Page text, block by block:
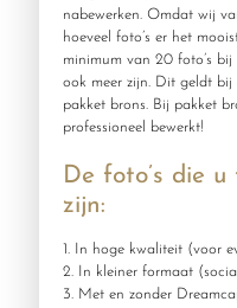
nabewerken. Omdat wij
hoeveel foto’s er het
minimum van 20 foto’s
ook meer zijn. Dit geldt
pakket brons. Bij pakket
professioneel bewerkt!
De foto’s die
zijn:
1. In hoge kwaliteit (voor
2. In kleiner formaat
3. Met en zonder